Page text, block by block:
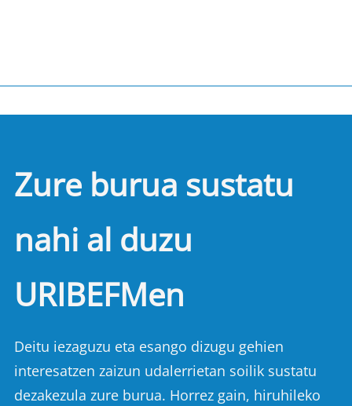
Zure burua sustatu
nahi al duzu
URIBEFMen
Deitu iezaguzu eta esango dizugu gehien
interesatzen zaizun udalerrietan soilik sustatu
dezakezula zure burua. Horrez gain, hiruhileko